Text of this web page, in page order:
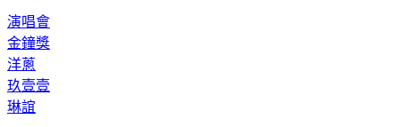
演唱會
金鐘獎
洋蔥
玖壹壹
琳誼